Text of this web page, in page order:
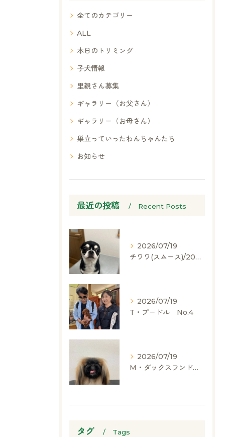
全てのカテゴリー
ALL
本日のトリミング
子犬情報
里親さん募集
ギャラリー（お父さん）
ギャラリー（お母さん）
巣立っていったわんちゃんたち
お知らせ
最近の投稿 Recent Posts
2026/07/19
チワワ(スムース)/2024.05.06/男の子/60,000(税別)
2026/07/19
T・プードル No.4
2026/07/19
M・ダックスフンド、ヨークシャーテリア、ペキニーズ、ポメラニアン
タグ Tags